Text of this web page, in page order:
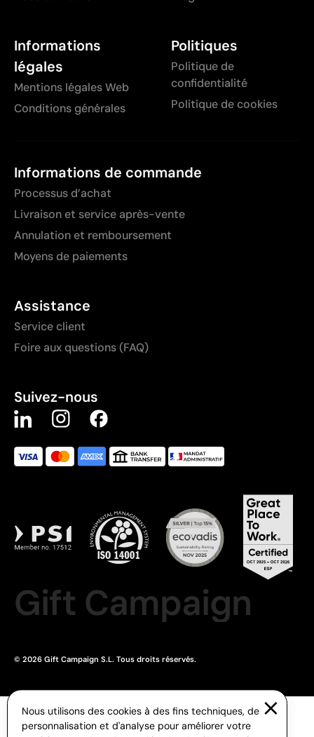
Informations
légales
Mentions légales Web
Conditions générales
Politiques
Politique de
confidentialité
Politique de cookies
Informations de commande
Processus d’achat
Livraison et service après-vente
Annulation et remboursement
Moyens de paiements
Assistance
Service client
Foire aux questions (FAQ)
Suivez-nous
Gift Campaign
© 2026 Gift Campaign S.L. Tous droits réservés.
Nous utilisons des cookies à des fins techniques, de
personnalisation et d'analyse pour améliorer votre